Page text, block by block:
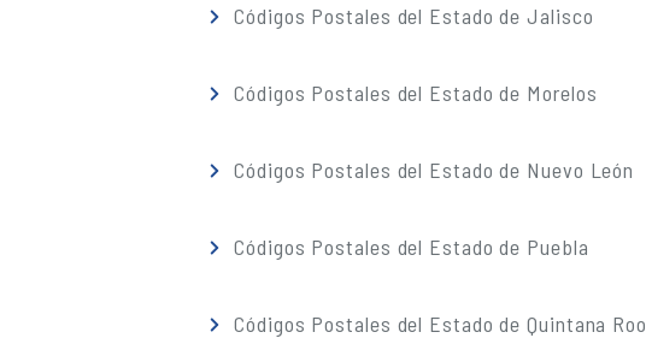
Códigos Postales del Estado de Jalisco
Códigos Postales del Estado de Morelos
Códigos Postales del Estado de Nuevo León
Códigos Postales del Estado de Puebla
Códigos Postales del Estado de Quintana Roo